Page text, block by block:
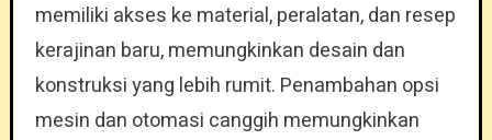
memiliki akses ke material, peralatan, dan resep
kerajinan baru, memungkinkan desain dan
konstruksi yang lebih rumit. Penambahan opsi
mesin dan otomasi canggih memungkinkan